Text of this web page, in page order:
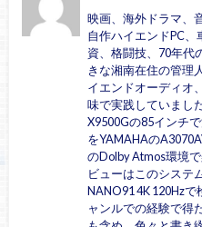
映画、海外ドラマ、
自作ハイエンドPC
資、格闘技、70年代
きな湘南在住の管理
イエンドオーディオ
味で実践していまし
X9500Gの85インチ
をYAMAHAの
のDolby Atmos環境
ビューはこのシステ
NANO91 4K 120Hz
ャンルでの経験で得